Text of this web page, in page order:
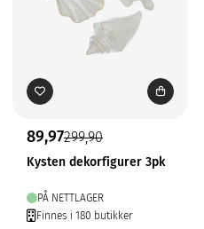
89,97299,90
Kysten dekorfigurer 3pk
PÅ NETTLAGER
Finnes i 180 butikker